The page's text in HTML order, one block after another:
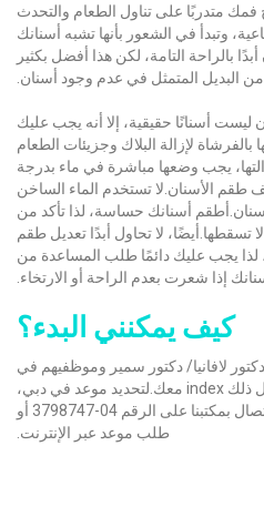
متدربًا على تناول الطعام والتحدث
وتبدأ في الشعور بأنها تشبه أسنانك
بالراحة التامة، لكن هذا أفضل بكثير
من البديل المتمثل في عدم وجود أسنان.
أسنانًا حقيقية، إلا أنه يجب عليك
لإزالة البلاك وجزيئات الطعام
يجب وضعها مباشرة في ماء بدرجة
طقم الأسنان.لا تستخدم الماء الساخن
أسنانك حساسة، لذا تأكد من
تسقطها.أيضًا، لا تحاول أبدًا تعديل طقم
لذا يجب عليك دائمًا طلب المساعدة من
إذا شعرت بعدم الراحة أو الارتخاء.
كيف يمكنني البدء؟
لافانيا/ دكتور سمير وموظفيهم في
كوزموكير مناقشة التفاصيل حول ذلك index معك.لتحديد موعد في دبي،
الإمارات العربية المتحدة، يرجى الاتصال بمكتبنا على الرقم 04-3798747 أو
طلب موعد عبر الإنترنت.